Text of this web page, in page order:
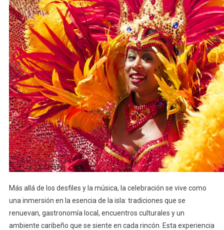
Más allá de los desfiles y la música, la celebración se vive como
una inmersión en la esencia de la isla: tradiciones que se
renuevan, gastronomía local, encuentros culturales y un
ambiente caribeño que se siente en cada rincón. Esta experiencia